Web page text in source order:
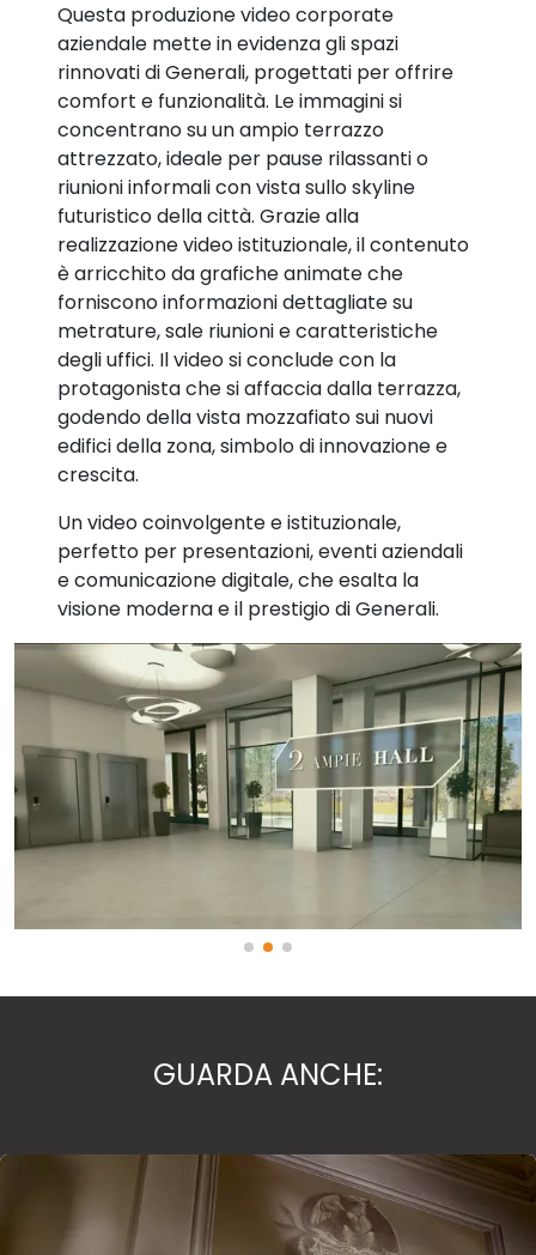
Questa produzione video corporate
aziendale mette in evidenza gli spazi
rinnovati di Generali, progettati per offrire
comfort e funzionalità. Le immagini si
concentrano su un ampio terrazzo
attrezzato, ideale per pause rilassanti o
riunioni informali con vista sullo skyline
futuristico della città. Grazie alla
realizzazione video istituzionale, il contenuto
è arricchito da grafiche animate che
forniscono informazioni dettagliate su
metrature, sale riunioni e caratteristiche
degli uffici. Il video si conclude con la
protagonista che si affaccia dalla terrazza,
godendo della vista mozzafiato sui nuovi
edifici della zona, simbolo di innovazione e
crescita.
Un video coinvolgente e istituzionale,
perfetto per presentazioni, eventi aziendali
e comunicazione digitale, che esalta la
visione moderna e il prestigio di Generali.
GUARDA ANCHE: